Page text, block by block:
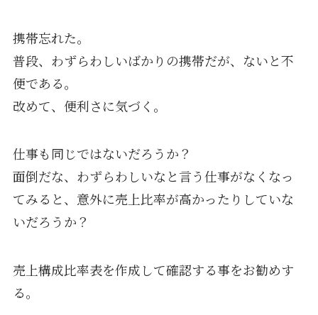
携帯忘れた。
普段、わずらわしいばかりの携帯だが、ないと不
便である。
改めて、便利さに気づく。
仕事も同じではないだろうか？
面倒だな、わずらわしいなと言う仕事がなくなっ
てみると、意外に売上比率が高かったりしていな
いだろうか？
売上構成比率表を作成して確認する事をお勧めす
る。